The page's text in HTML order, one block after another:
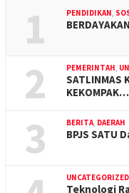
1 PENDIDIKAN
2 PEMERINTAH
SATLINMAS
KEKOMPAK…
3 BERITA DAERAH
BPJS SATU
UNCATEGORIZED
Teknologi